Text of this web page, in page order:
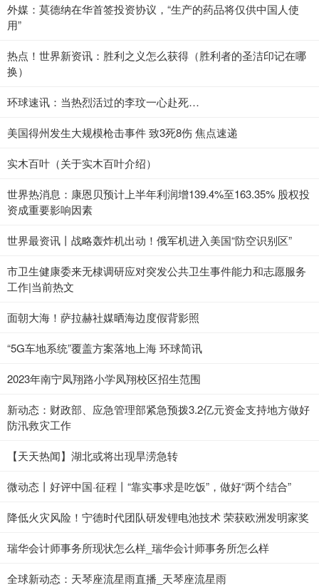
外媒：莫德纳在华首签投资协议，“生产的药品将仅供中国人使
用”
热点！世界新资讯：胜利之义怎么获得（胜利者的圣洁印记在哪
换）
环球速讯：当热烈活过的李玟一心赴死…
美国得州发生大规模枪击事件 致3死8伤 焦点速递
实木百叶（关于实木百叶介绍）
世界热消息：康恩贝预计上半年利润增139.4%至163.35% 股权投
资成重要影响因素
世界最资讯丨战略轰炸机出动！俄军机进入美国“防空识别区”
市卫生健康委来无棣调研应对突发公共卫生事件能力和志愿服务
工作|当前热文
面朝大海！萨拉赫社媒晒海边度假背影照
“5G车地系统”覆盖方案落地上海 环球简讯
2023年南宁凤翔路小学凤翔校区招生范围
新动态：财政部、应急管理部紧急预拨3.2亿元资金支持地方做好
防汛救灾工作
【天天热闻】湖北或将出现旱涝急转
微动态丨好评中国·征程丨“靠实事求是吃饭”，做好“两个结合”
降低火灾风险！宁德时代团队研发锂电池技术 荣获欧洲发明家奖
瑞华会计师事务所现状怎么样_瑞华会计师事务所怎么样
全球新动态：天琴座流星雨直播_天琴座流星雨